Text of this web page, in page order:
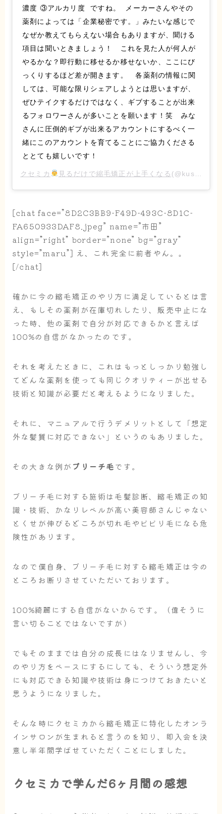
濃度 ③アルカリ度 ですね。 メーカーさんやその
薬剤によっては「企業秘密です。」みたいな感じで
なぜか教えてもらえない場合もありますが、聞ける
項目は聞いときましょう！ これを見た人が何人が
やるかな？即行動に移せるか移せないか、ここにび
っくりするほど差が開きます。 各薬剤の情報に関
しては、可能な限りシェアしようとは思いますが、
ぜひテイクするだけではなく、ギブすることが出来
るフォロワーさんが多いことを願います！笑 みな
さんに圧倒的ギブが出来るアカウントにするべく一
緒にこのアカウントを育てることにご協力くださる
ととても嬉しいです！
クセミカ 見るだけで縮毛矯正が上手くなる (@kusegenomikata)がシェアした投稿 –
[chat face=”8D2C3BB9-F49D-493C-8D1C-
FA650933DAF8.jpeg” name=”市田”
align=”right” border=”none” bg=”gray”
style=”maru”] え、これ完全に前者やん。。
[/chat]
確かに今の縮毛矯正のやり方に満足しているとは言
え、もしその薬剤が在庫切れしたり、販売中止にな
った時、他の薬剤で自分が対応できるかと言えば
100%の自信がなかったのです。
それを考えたときに、これはもっとしっかり勉強し
てどんな薬剤を使っても同じクオリティーが出せる
技術と知識が必要だと考えるようになりました。
それに、マニュアルで行うデメリットとして「想定
外な髪質に対応できない」というのもありました。
その大きな例がブリーチ毛です。
ブリーチ毛に対する施術は毛髪診断、縮毛矯正の知
識・技術、かなりレベルが高い美容師さんじゃない
とくせが伸びるどころが切れ毛やビビリ毛になる危
険性があります。
なので僕自身、ブリーチ毛に対する縮毛矯正は今の
ところお断りさせていただいております。
100%綺麗にする自信がないからです。（偉そうに
言い切ることではないですが）
でもそのままでは自分の成長にはなりませんし、今
のやり方をベースにするにしても、そういう想定外
にも対応できる知識や技術は身につけておきたいと
思うようになりました。
そんな時にクセミカから縮毛矯正に特化したオンラ
インサロンが生まれると言うのを知り、即入会を決
意し半年間学ばせていただくことにしました。
クセミカで学んだ6ヶ月間の感想